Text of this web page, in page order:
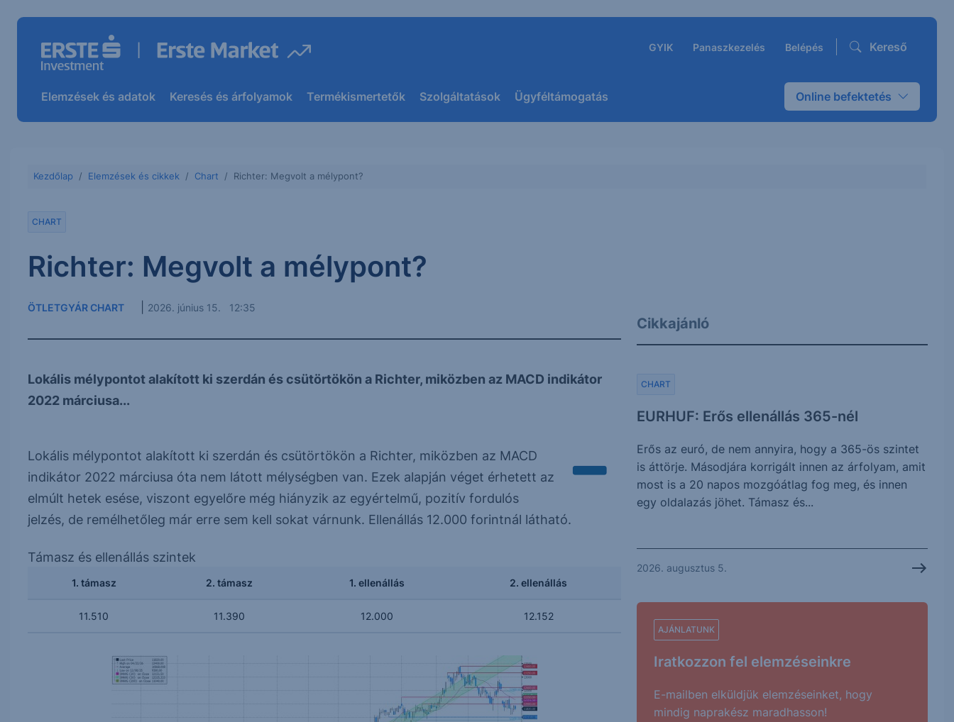
GYIK Panaszkezelés Belépés Kereső
Elemzések és adatok Keresés és árfolyamok Termékismertetők Szolgáltatások Ügyféltámogatás Online befektetés
Kezdőlap Elemzések és cikkek Chart Richter: Megvolt a mélypont?
CHART
Richter: Megvolt a mélypont?
ÖTLETGYÁR CHART 2026. június 15. 12:35
Lokális mélypontot alakított ki szerdán és csütörtökön a Richter, miközben az MACD indikátor
2022 márciusa...
Lokális mélypontot alakított ki szerdán és csütörtökön a Richter, miközben az MACD
indikátor 2022 márciusa óta nem látott mélységben van. Ezek alapján véget érhetett az
elmúlt hetek esése, viszont egyelőre még hiányzik az egyértelmű, pozitív fordulós
jelzés, de remélhetőleg már erre sem kell sokat várnunk. Ellenállás 12.000 forintnál látható.
Támasz és ellenállás szintek
1. támasz 2. támasz 1. ellenállás 2. ellenállás
11.510 11.390 12.000 12.152
Cikkajánló
EURHUF: Erős ellenállás 365-nél
CHART
Erős az euró, de nem annyira, hogy a 365-ös szintet
is áttörje. Másodjára korrigált innen az árfolyam, amit
most is a 20 napos mozgóátlag fog meg, és innen
egy oldalazás jöhet. Támasz és...
2026. augusztus 5.
AJÁNLATUNK
Iratkozzon fel elemzéseinkre
E-mailben elküldjük elemzéseinket, hogy
mindig naprakész maradhasson!